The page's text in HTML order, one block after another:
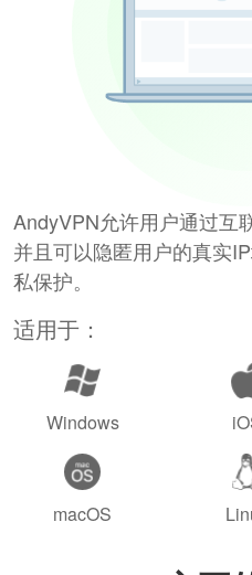
AndyVPN允许用户通过互
并且可以隐匿用户的真实
私保护。
适用于：
Windows
macOS